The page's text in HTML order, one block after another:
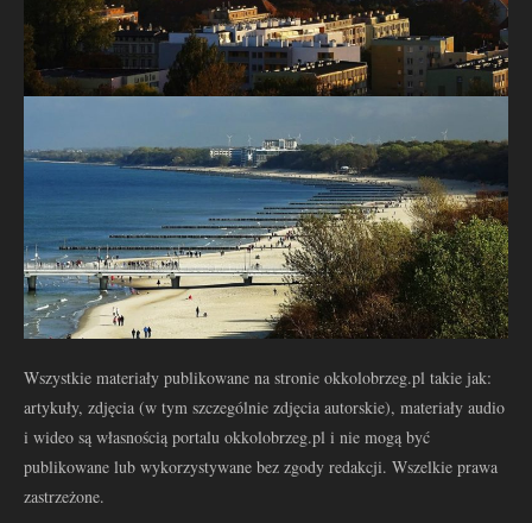
Wszystkie materiały publikowane na stronie okkolobrzeg.pl takie jak:
artykuły, zdjęcia (w tym szczególnie zdjęcia autorskie), materiały audio
i wideo są własnością portalu okkolobrzeg.pl i nie mogą być
publikowane lub wykorzystywane bez zgody redakcji. Wszelkie prawa
zastrzeżone.